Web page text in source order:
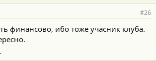
#26
финансово, ибо тоже учасник клуба.